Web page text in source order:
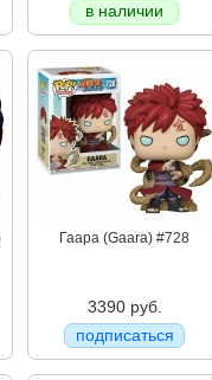
в наличии
Гаара (Gaara) #728
3390 руб.
подписаться